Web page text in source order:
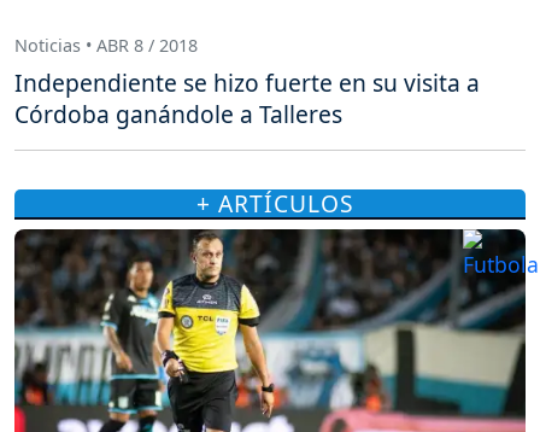
Noticias • ABR 8 / 2018
Independiente se hizo fuerte en su visita a
Córdoba ganándole a Talleres
+ ARTÍCULOS